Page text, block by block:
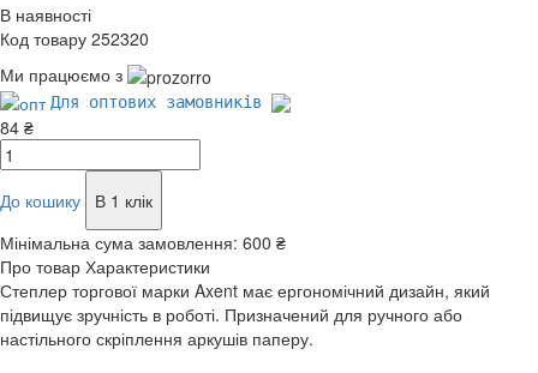
В наявності
Код товару 252320
Ми працюємо з
Для оптових замовників
84 ₴
До кошику
В 1 клік
Мінімальна сума замовлення: 600 ₴
Про товар Характеристики
Степлер торгової марки Axent має ергономічний дизайн, який
підвищує зручність в роботі. Призначений для ручного або
настільного скріплення аркушів паперу.